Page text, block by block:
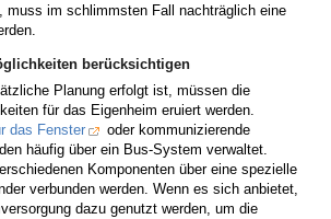
muss im schlimmsten Fall nachträglich eine
berücksichtigen
Planung erfolgt ist, müssen die
für das Eigenheim eruiert werden.
das Fenster
oder kommunizierende
häufig über ein Bus-System verwaltet.
Komponenten über eine spezielle
verbunden werden. Wenn es sich anbietet,
dazu genutzt werden, um die